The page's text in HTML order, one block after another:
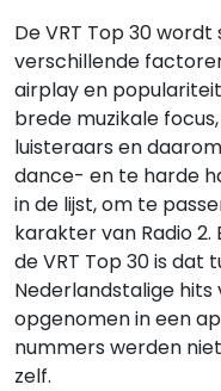
De VRT Top 30
verschillende
airplay en
brede muzikale
luisteraars en
dance- en te harde
in de lijst, om te
karakter van Radio
de VRT Top 30 is dat
Nederlandstalige
opgenomen in een
nummers werden
zelf.